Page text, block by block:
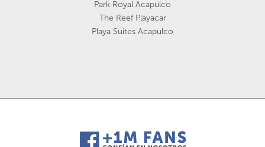
Park Royal Acapulco
The Reef Playacar
Playa Suites Acapulco